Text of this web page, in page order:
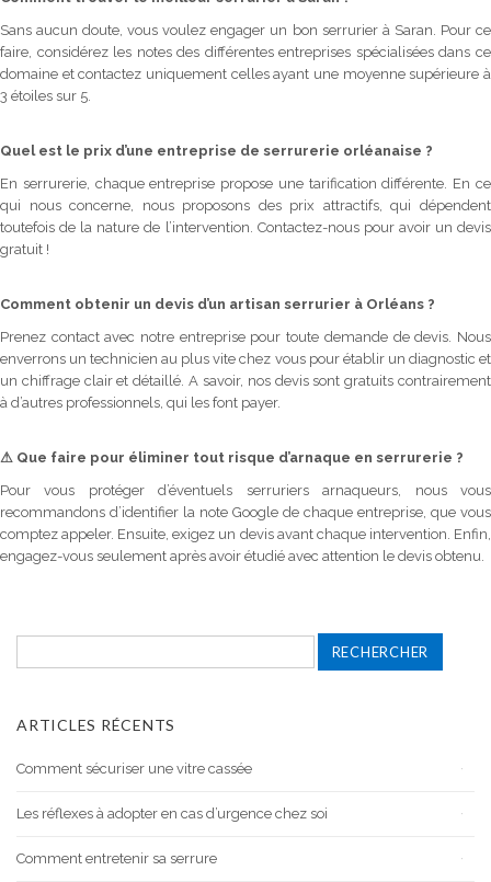
Sans aucun doute, vous voulez engager un bon serrurier à Saran. Pour ce
faire, considérez les notes des différentes entreprises spécialisées dans ce
domaine et contactez uniquement celles ayant une moyenne supérieure à
3 étoiles sur 5.
Quel est le prix d’une entreprise de serrurerie orléanaise ?
En serrurerie, chaque entreprise propose une tarification différente. En ce
qui nous concerne, nous proposons des prix attractifs, qui dépendent
toutefois de la nature de l’intervention. Contactez-nous pour avoir un devis
gratuit !
Comment obtenir un devis d’un artisan serrurier à Orléans ?
Prenez contact avec notre entreprise pour toute demande de devis. Nous
enverrons un technicien au plus vite chez vous pour établir un diagnostic et
un chiffrage clair et détaillé. A savoir, nos devis sont gratuits contrairement
à d’autres professionnels, qui les font payer.
⚠ Que faire pour éliminer tout risque d’arnaque en serrurerie ?
Pour vous protéger d’éventuels serruriers arnaqueurs, nous vous
recommandons d’identifier la note Google de chaque entreprise, que vous
comptez appeler. Ensuite, exigez un devis avant chaque intervention. Enfin,
engagez-vous seulement après avoir étudié avec attention le devis obtenu.
ARTICLES RÉCENTS
Comment sécuriser une vitre cassée
Les réflexes à adopter en cas d’urgence chez soi
Comment entretenir sa serrure